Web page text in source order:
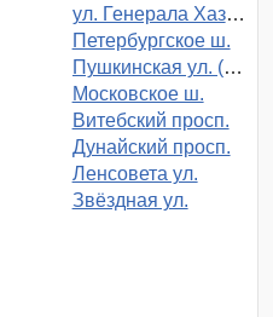
ул. Генерала Хазова (Пушкин)
Петербургское ш.
Пушкинская ул. (Шушары)
Московское ш.
Витебский просп.
Дунайский просп.
Ленсовета ул.
Звёздная ул.